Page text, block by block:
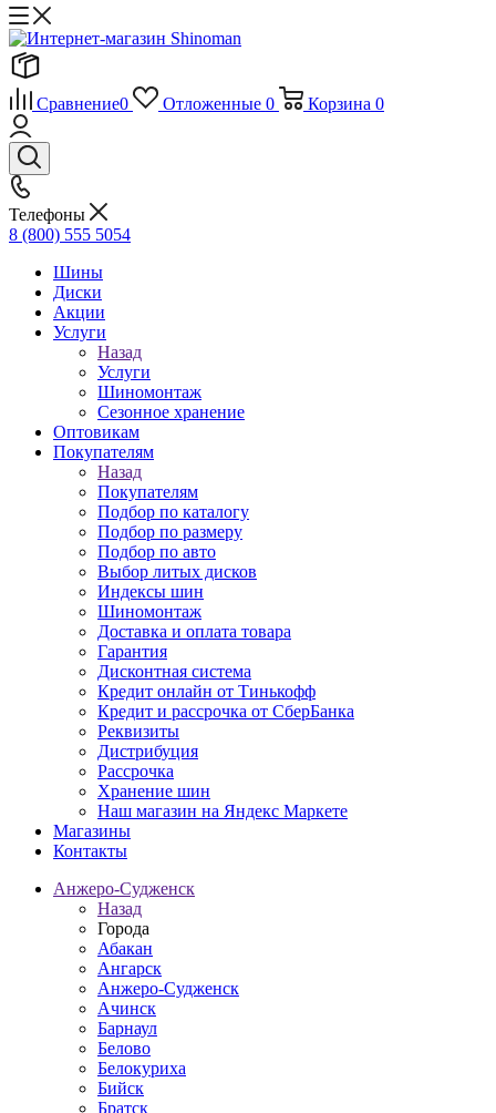
Сравнение0 Отложенные 0 Корзина 0
Телефоны
8 (800) 555 5054
Шины
Диски
Акции
Услуги
Назад
Услуги
Шиномонтаж
Сезонное хранение
Оптовикам
Покупателям
Назад
Покупателям
Подбор по каталогу
Подбор по размеру
Подбор по авто
Выбор литых дисков
Индексы шин
Шиномонтаж
Доставка и оплата товара
Гарантия
Дисконтная система
Кредит онлайн от Тинькофф
Кредит и рассрочка от СберБанка
Реквизиты
Дистрибуция
Рассрочка
Хранение шин
Наш магазин на Яндекс Маркете
Магазины
Контакты
Анжеро-Судженск
Назад
Города
Абакан
Ангарск
Анжеро-Судженск
Ачинск
Барнаул
Белово
Белокуриха
Бийск
Братск